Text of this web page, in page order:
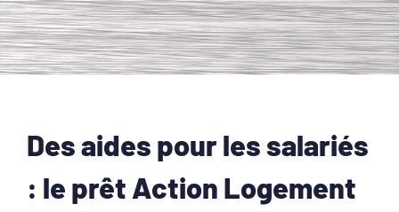
Des aides pour les salariés
: le prêt Action Logement